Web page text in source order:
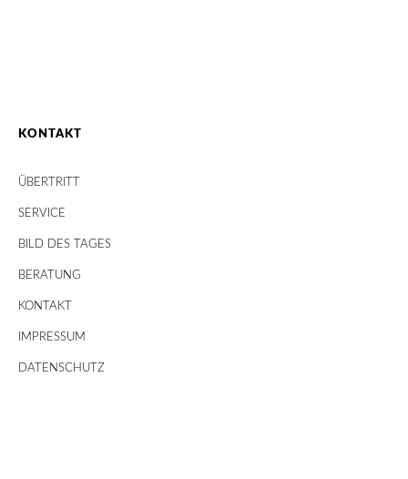
KONTAKT
ÜBERTRITT
SERVICE
BILD DES TAGES
BERATUNG
KONTAKT
IMPRESSUM
DATENSCHUTZ